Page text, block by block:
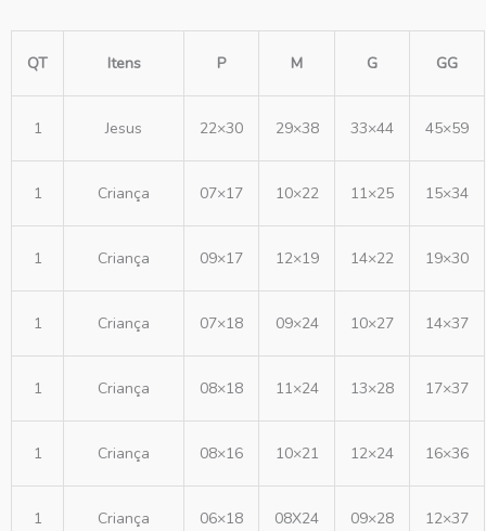
QT Itens P M G GG
1 Jesus 22×30 29×38 33×44 45×59
1 Criança 07×17 10×22 11×25 15×34
1 Criança 09×17 12×19 14×22 19×30
1 Criança 07×18 09×24 10×27 14×37
1 Criança 08×18 11×24 13×28 17×37
1 Criança 08×16 10×21 12×24 16×36
1 Criança 06×18 08X24 09×28 12×37